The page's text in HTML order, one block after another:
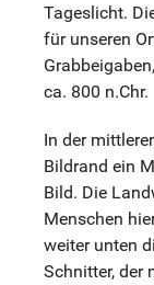
Tageslicht.
für unseren
ca. 800 n.Chr.
In der
Bildrand ein
Bild. Die
Menschen
weiter unten
Schnitter, der